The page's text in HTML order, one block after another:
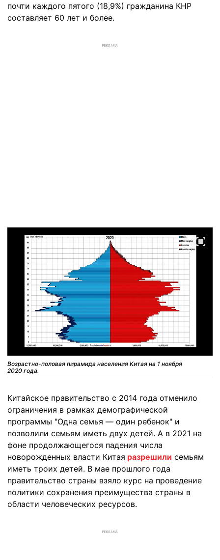
почти каждого пятого (18,9%) гражданина КНР
составляет 60 лет и более.
РЕКЛАМА
Возрастно-половая пирамида населения Китая на 1 ноября
2020 года.
Китайское правительство с 2014 года отменило
ограничения в рамках демографической
программы "Одна семья — один ребенок" и
позволили семьям иметь двух детей. А в 2021 на
фоне продолжающегося падения числа
новорожденных власти Китая разрешили семьям
иметь троих детей. В мае прошлого года
правительство страны взяло курс на проведение
политики сохранения преимущества страны в
области человеческих ресурсов.
РЕКЛАМА